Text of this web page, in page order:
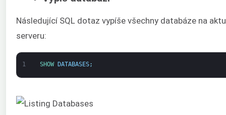
Následující SQL dotaz vypíše všechny databáze na
serveru:
1 SHOW DATABASES;